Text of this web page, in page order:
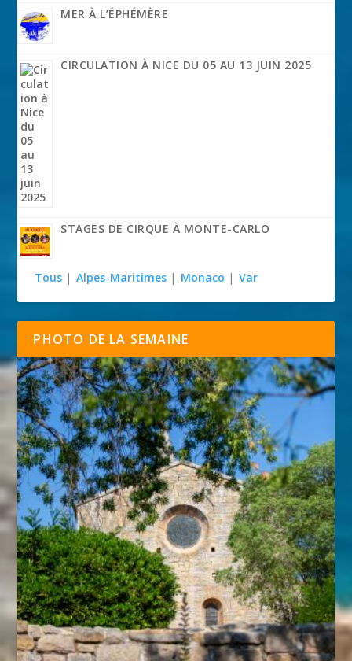
MER À L’ÉPHÉMÈRE
CIRCULATION À NICE DU 05 AU 13 JUIN 2025
STAGES DE CIRQUE À MONTE-CARLO
Tous | Alpes-Maritimes | Monaco | Var
PHOTO DE LA SEMAINE